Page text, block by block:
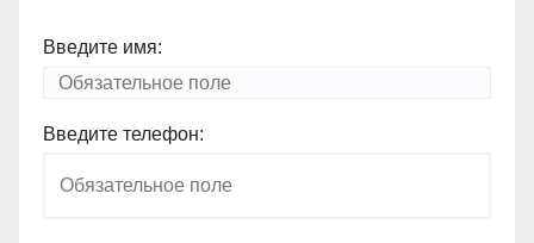
Введите имя:
Введите телефон: